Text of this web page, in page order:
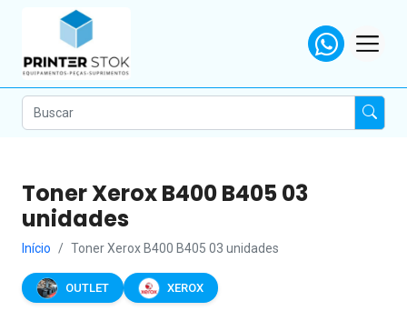
Toner Xerox B400 B405 03
unidades
Início Toner Xerox B400 B405 03 unidades
OUTLET XEROX